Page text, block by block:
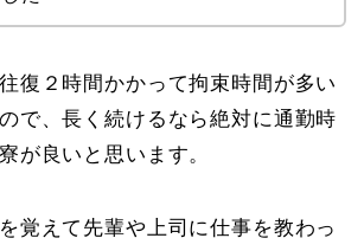
復２時間かかって拘束時間が多い
で、長く続けるなら絶対に通勤時
が良いと思います。
覚えて先輩や上司に仕事を教わっ